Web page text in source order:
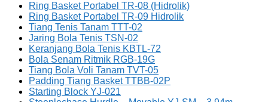
Ring Basket Portabel TR-08 (Hidrolik)
Ring Basket Portabel TR-09 Hidrolik
Tiang Tenis Tanam TTT-02
Jaring Bola Tenis TSN-02
Keranjang Bola Tenis KBTL-72
Bola Senam Ritmik RGB-19G
Tiang Bola Voli Tanam TVT-05
Padding Tiang Basket TTBB-02P
Starting Block YJ-021